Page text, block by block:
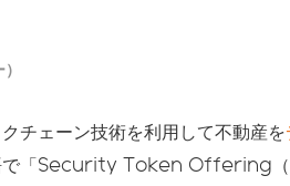
チェーン技術を利用して不動産を
で「Security Token Offering（